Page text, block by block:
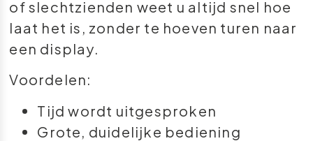
of slechtzienden weet u altijd snel hoe
laat het is, zonder te hoeven turen naar
een display.
Voordelen:
Tijd wordt uitgesproken
Grote, duidelijke bediening